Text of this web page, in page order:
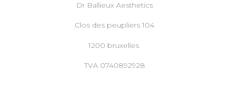
Dr Ballieux Aesthetics
Clos des peupliers 104
1200 bruxelles
TVA 0740892928